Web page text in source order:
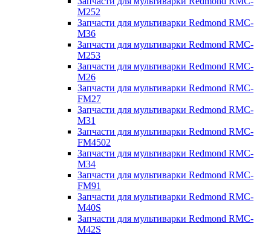
M252
Запчасти для мультиварки Redmond RMC-
M36
Запчасти для мультиварки Redmond RMC-
M253
Запчасти для мультиварки Redmond RMC-
M26
Запчасти для мультиварки Redmond RMC-
FM27
Запчасти для мультиварки Redmond RMC-
M31
Запчасти для мультиварки Redmond RMC-
FM4502
Запчасти для мультиварки Redmond RMC-
M34
Запчасти для мультиварки Redmond RMC-
FM91
Запчасти для мультиварки Redmond RMC-
M40S
Запчасти для мультиварки Redmond RMC-
M42S